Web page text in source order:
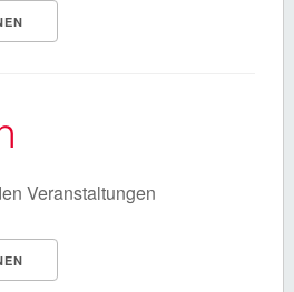
Veranstaltungen